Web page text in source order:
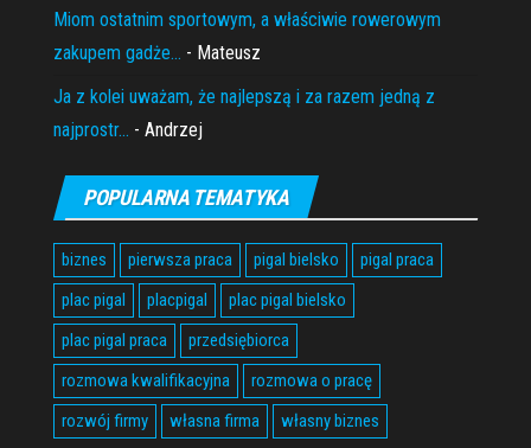
Miom ostatnim sportowym, a właściwie rowerowym
zakupem gadże... - Mateusz
Ja z kolei uważam, że najlepszą i za razem jedną z
najprostr... - Andrzej
POPULARNA TEMATYKA
biznes pierwsza praca pigal bielsko
pigal praca
plac pigal
placpigal
plac pigal bielsko
plac pigal praca
przedsiębiorca
rozmowa kwalifikacyjna
rozmowa o pracę
rozwój firmy
własna firma własny biznes